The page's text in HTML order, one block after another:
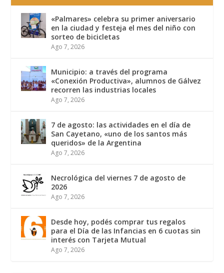
«Palmares» celebra su primer aniversario
en la ciudad y festeja el mes del niño con
sorteo de bicicletas
Ago 7, 2026
Municipio: a través del programa
«Conexión Productiva», alumnos de Gálvez
recorren las industrias locales
Ago 7, 2026
7 de agosto: las actividades en el día de
San Cayetano, «uno de los santos más
queridos» de la Argentina
Ago 7, 2026
Necrológica del viernes 7 de agosto de
2026
Ago 7, 2026
Desde hoy, podés comprar tus regalos
para el Día de las Infancias en 6 cuotas sin
interés con Tarjeta Mutual
Ago 7, 2026